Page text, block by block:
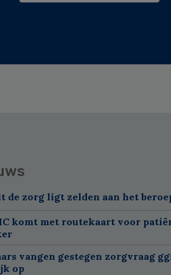
de zorg ligt zelden aan het
komt met routekaart voor
vangen gestegen zorgvraag
op